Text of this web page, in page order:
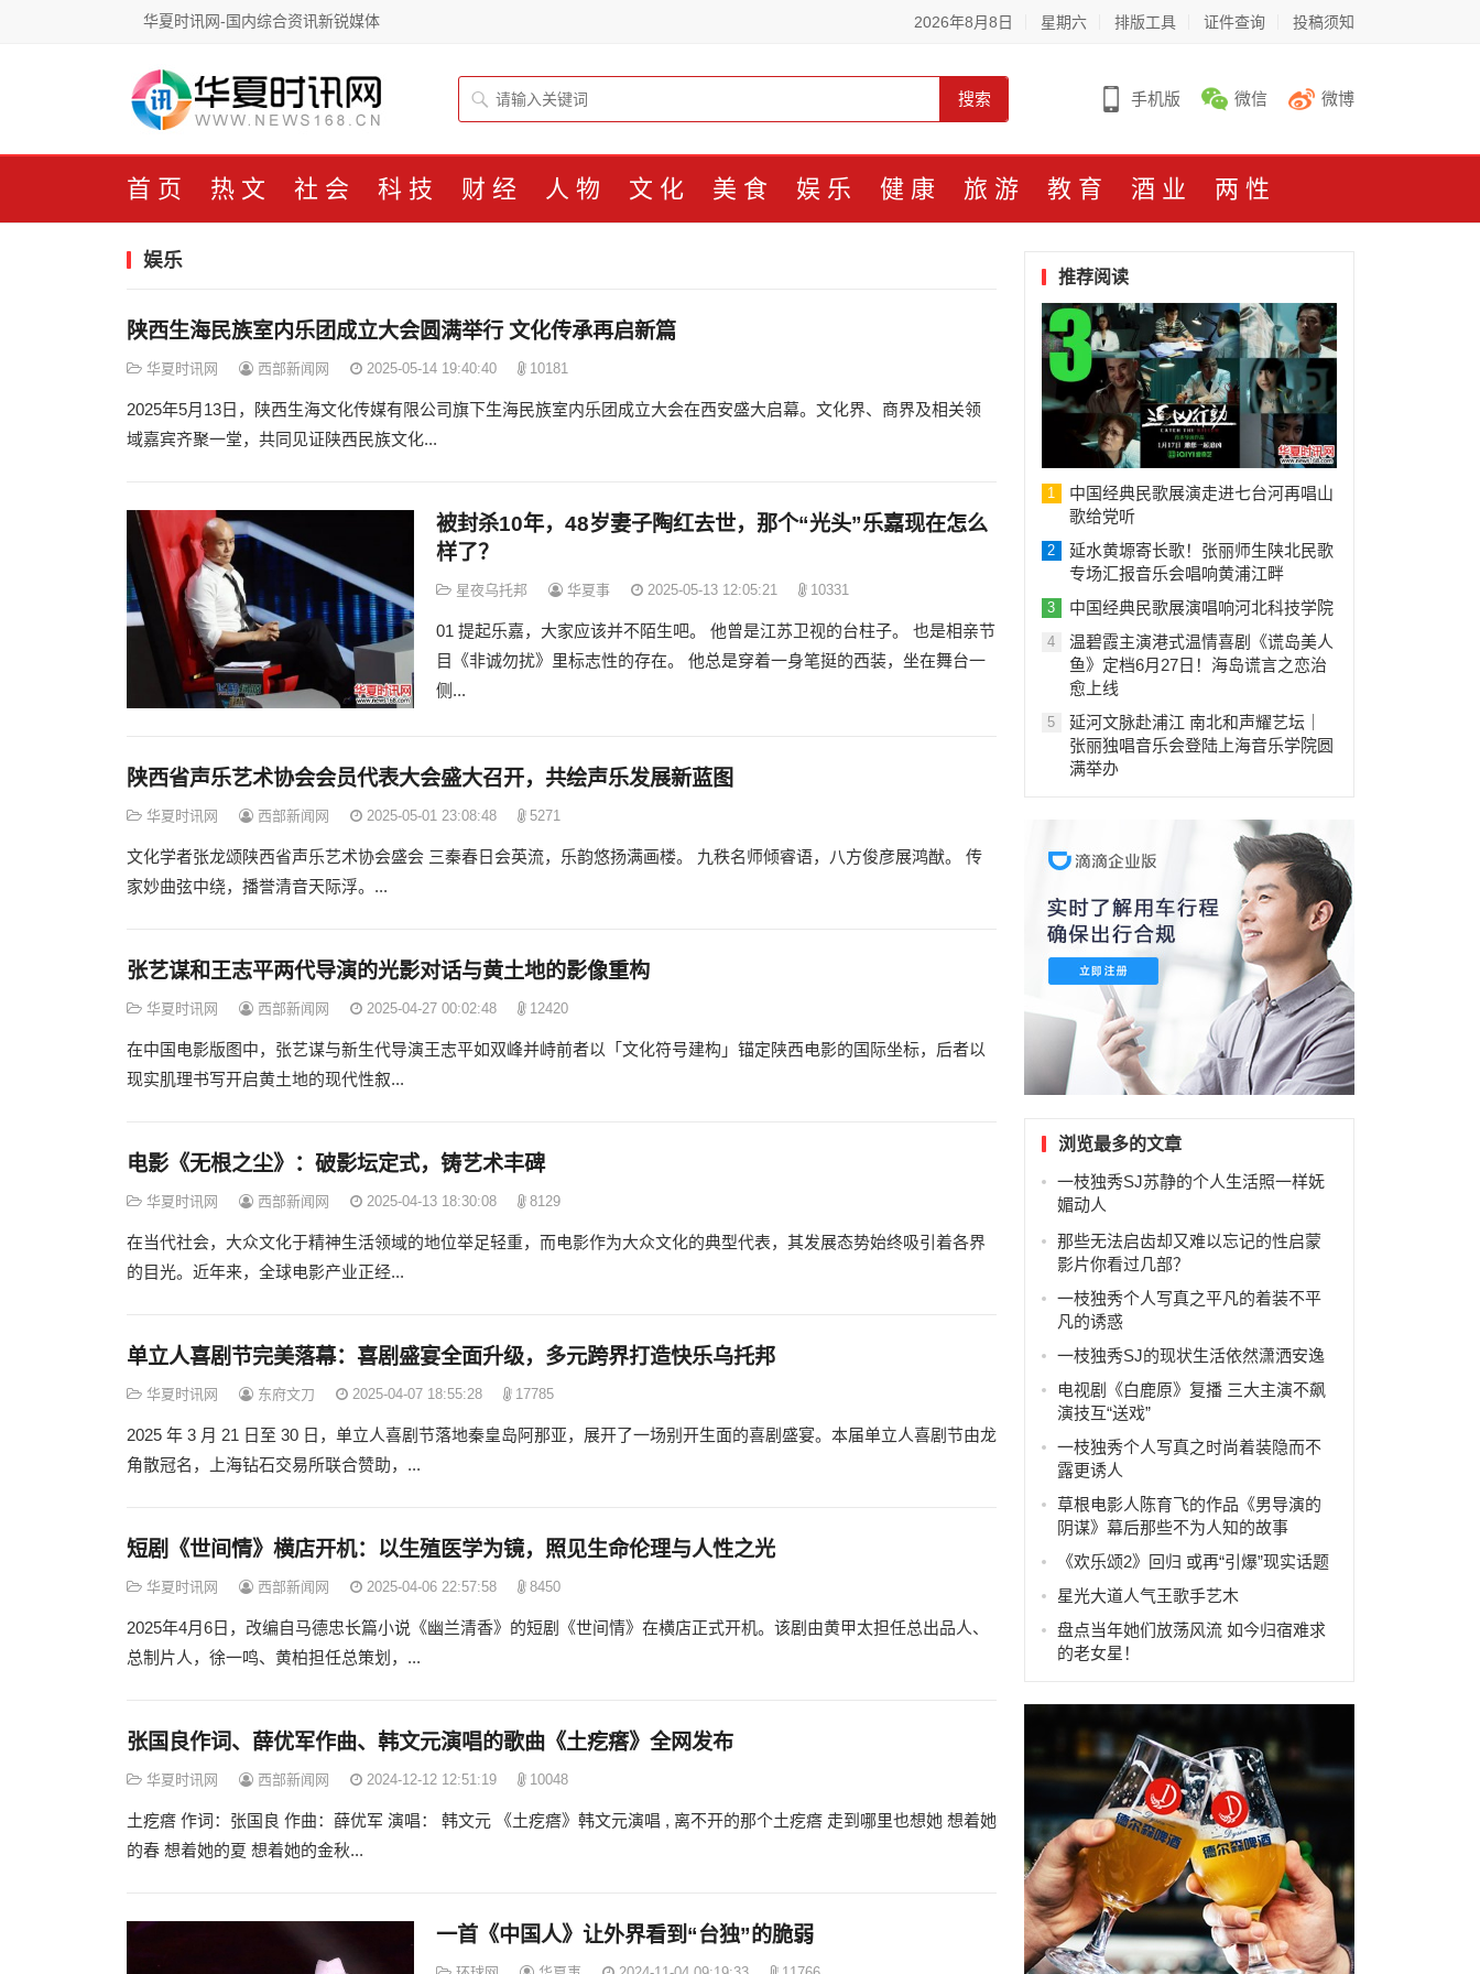
华夏时讯网-国内综合资讯新锐媒体 2026年8月8日 星期六 排版工具 证件查询 投稿须知
搜索 手机版 微信 微博
首页 热文 社会 科技 财经 人物 文化 美食 娱乐 健康 旅游 教育 酒业 两性
娱乐
陕西生海民族室内乐团成立大会圆满举行 文化传承再启新篇
华夏时讯网 西部新闻网 2025-05-14 19:40:40 10181
2025年5月13日，陕西生海文化传媒有限公司旗下生海民族室内乐团成立大会在西安盛大启幕。文化界、商界及相关领
域嘉宾齐聚一堂，共同见证陕西民族文化...
被封杀10年，48岁妻子陶红去世，那个“光头”乐嘉现在怎么
样了？
星夜乌托邦 华夏事 2025-05-13 12:05:21 10331
01 提起乐嘉，大家应该并不陌生吧。 他曾是江苏卫视的台柱子。 也是相亲节
目《非诚勿扰》里标志性的存在。 他总是穿着一身笔挺的西装，坐在舞台一
侧...
陕西省声乐艺术协会会员代表大会盛大召开，共绘声乐发展新蓝图
华夏时讯网 西部新闻网 2025-05-01 23:08:48 5271
文化学者张龙颂陕西省声乐艺术协会盛会 三秦春日会英流，乐韵悠扬满画楼。 九秩名师倾睿语，八方俊彦展鸿猷。 传
家妙曲弦中绕，播誉清音天际浮。...
张艺谋和王志平两代导演的光影对话与黄土地的影像重构
华夏时讯网 西部新闻网 2025-04-27 00:02:48 12420
在中国电影版图中，张艺谋与新生代导演王志平如双峰并峙前者以「文化符号建构」锚定陕西电影的国际坐标，后者以
现实肌理书写开启黄土地的现代性叙...
电影《无根之尘》：破影坛定式，铸艺术丰碑
华夏时讯网 西部新闻网 2025-04-13 18:30:08 8129
在当代社会，大众文化于精神生活领域的地位举足轻重，而电影作为大众文化的典型代表，其发展态势始终吸引着各界
的目光。近年来，全球电影产业正经...
单立人喜剧节完美落幕：喜剧盛宴全面升级，多元跨界打造快乐乌托邦
华夏时讯网 东府文刀 2025-04-07 18:55:28 17785
2025 年 3 月 21 日至 30 日，单立人喜剧节落地秦皇岛阿那亚，展开了一场别开生面的喜剧盛宴。本届单立人喜剧节由龙
角散冠名，上海钻石交易所联合赞助，...
短剧《世间情》横店开机：以生殖医学为镜，照见生命伦理与人性之光
华夏时讯网 西部新闻网 2025-04-06 22:57:58 8450
2025年4月6日，改编自马德忠长篇小说《幽兰清香》的短剧《世间情》在横店正式开机。该剧由黄甲太担任总出品人、
总制片人，徐一鸣、黄柏担任总策划，...
张国良作词、薛优军作曲、韩文元演唱的歌曲《土疙瘩》全网发布
华夏时讯网 西部新闻网 2024-12-12 12:51:19 10048
土疙瘩 作词：张国良 作曲：薛优军 演唱： 韩文元 《土疙瘩》韩文元演唱 , 离不开的那个土疙瘩 走到哪里也想她 想着她
的春 想着她的夏 想着她的金秋...
一首《中国人》让外界看到“台独”的脆弱
推荐阅读
1
中国经典民歌展演走进七台河再唱山
歌给党听
2
延水黄塬寄长歌！张丽师生陕北民歌
专场汇报音乐会唱响黄浦江畔
3 中国经典民歌展演唱响河北科技学院
4
温碧霞主演港式温情喜剧《谎岛美人
鱼》定档6月27日！海岛谎言之恋治
愈上线
5
延河文脉赴浦江 南北和声耀艺坛｜
张丽独唱音乐会登陆上海音乐学院圆
满举办
浏览最多的文章
一枝独秀SJ苏静的个人生活照一样妩
媚动人
那些无法启齿却又难以忘记的性启蒙
影片你看过几部？
一枝独秀个人写真之平凡的着装不平
凡的诱惑
一枝独秀SJ的现状生活依然潇洒安逸
电视剧《白鹿原》复播 三大主演不飙
演技互“送戏”
一枝独秀个人写真之时尚着装隐而不
露更诱人
草根电影人陈育飞的作品《男导演的
阴谋》幕后那些不为人知的故事
《欢乐颂2》回归 或再“引爆”现实话题
星光大道人气王歌手艺木
盘点当年她们放荡风流 如今归宿难求
的老女星！